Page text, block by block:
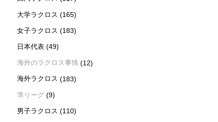
大学ラクロス (165)
女子ラクロス (183)
日本代表 (49)
海外のラクロス事情 (12)
海外ラクロス (183)
準リーグ (9)
男子ラクロス (110)